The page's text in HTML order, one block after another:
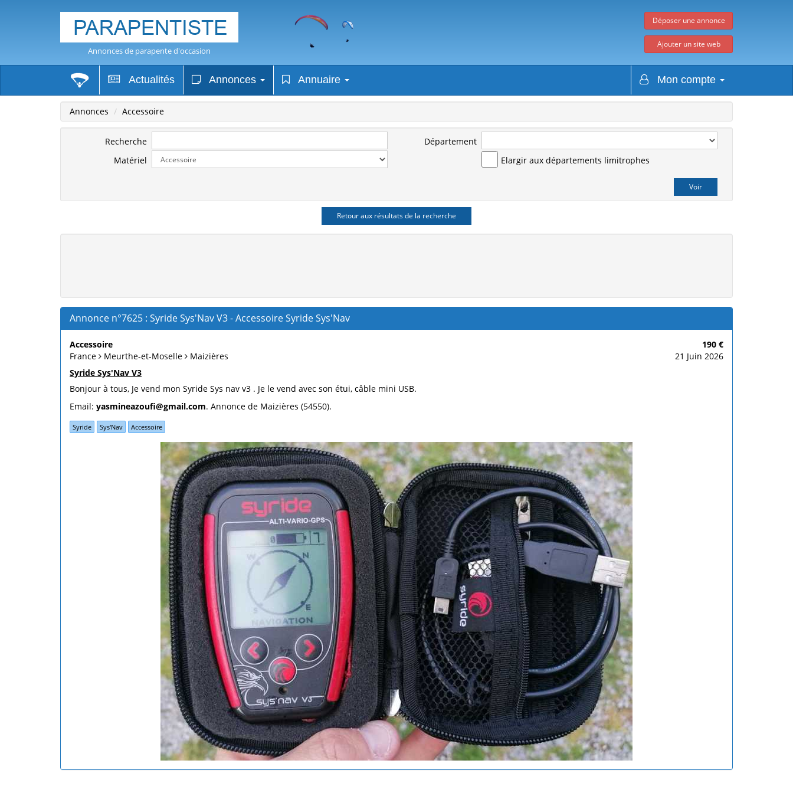
Annonces de parapente d'occasion
Déposer une annonce
Ajouter un site web
Actualités Annonces Annuaire Mon compte
Annonces Accessoire
Recherche
Matériel
Département
Elargir aux départements limitrophes
Retour aux résultats de la recherche
Annonce n°7625 : Syride Sys'Nav V3 - Accessoire Syride Sys'Nav
Accessoire
190 €
France
Meurthe-et-Moselle Maizières
21 Juin 2026
Syride Sys'Nav V3
Bonjour à tous, Je vend mon Syride Sys nav v3 . Je le vend avec son étui, câble mini USB.
Email: yasmineazoufi@gmail.com. Annonce de Maizières (54550).
Syride Sys'Nav Accessoire